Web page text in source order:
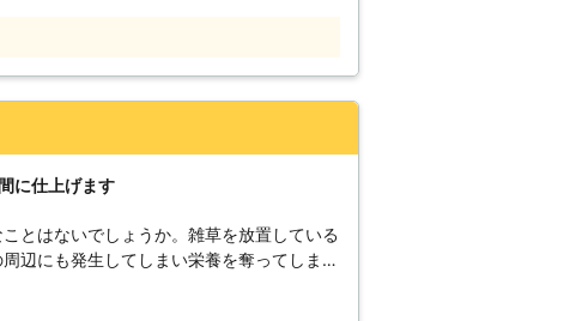
ダなどを取り除く森林整備作業も承ってい
用できるよう草刈りでサポートします！
にご依頼くださいませ。
に仕上げます
とはないでしょうか。雑草を放置している
辺にも発生してしまい栄養を奪ってしまう
うことがあります。 そのほかにもアレル
物、害虫の発生の可能性もあるのです。